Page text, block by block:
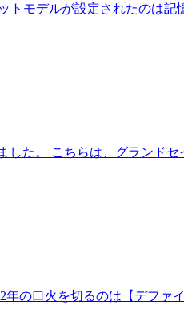
トモデルが設定されたのは記
した。 こちらは、グランド
の口火を切るのは【デファ